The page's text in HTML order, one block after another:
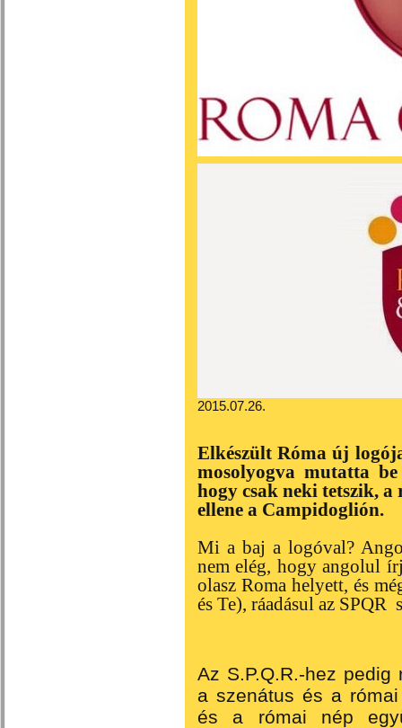
2015.07.26.
Elkészült Róma új
mosolyogva mutatta
hogy csak neki tetszik,
ellene a Campidoglión.
Mi a baj a logóval?
nem elég, hogy angolul
olasz Roma helyett, és
és Te), ráadásul az SPQR
Az S.P.Q.R.-hez
a szenátus és a
és a római nép